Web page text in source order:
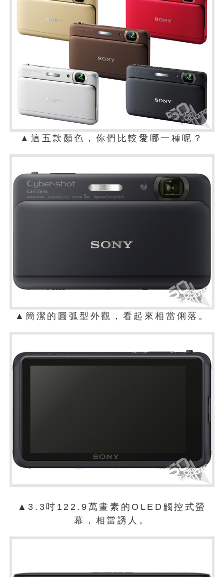
▲這五款顏色，你們比較愛哪一種呢？
▲簡潔的圓弧型外觀，看起來相當俐落。
▲3.3吋122.9萬畫素的OLED觸控式螢
幕，相當誘人。